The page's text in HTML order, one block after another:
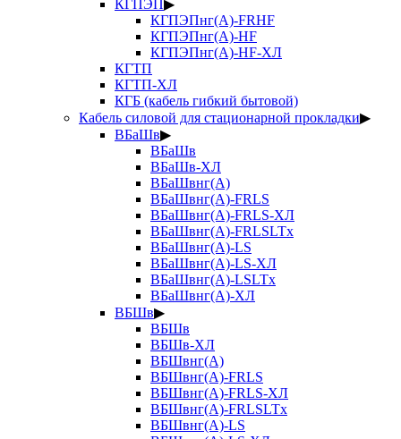
КГПЭП▶
КГПЭПнг(А)-FRHF
КГПЭПнг(А)-HF
КГПЭПнг(А)-HF-ХЛ
КГТП
КГТП-ХЛ
КГБ (кабель гибкий бытовой)
Кабель силовой для стационарной прокладки▶
ВБаШв▶
ВБаШв
ВБаШв-ХЛ
ВБаШвнг(А)
ВБаШвнг(А)-FRLS
ВБаШвнг(А)-FRLS-ХЛ
ВБаШвнг(А)-FRLSLTx
ВБаШвнг(А)-LS
ВБаШвнг(А)-LS-ХЛ
ВБаШвнг(А)-LSLTx
ВБаШвнг(А)-ХЛ
ВБШв▶
ВБШв
ВБШв-ХЛ
ВБШвнг(А)
ВБШвнг(А)-FRLS
ВБШвнг(А)-FRLS-ХЛ
ВБШвнг(А)-FRLSLTx
ВБШвнг(А)-LS